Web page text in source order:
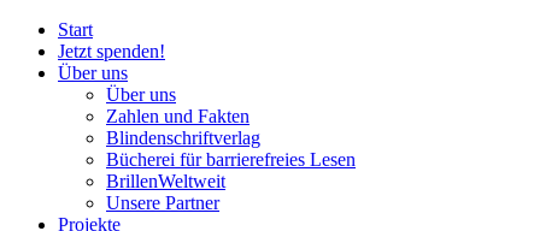
Start
Jetzt spenden!
Über uns
Über uns
Zahlen und Fakten
Blindenschriftverlag
Bücherei fürbarrierefreies Lesen
BrillenWeltweit
Unsere Partner
Projekte